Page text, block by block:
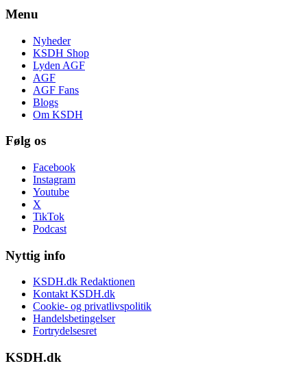
Menu
Nyheder
KSDH Shop
Lyden AGF
AGF
AGF Fans
Blogs
Om KSDH
Følg os
Facebook
Instagram
Youtube
X
TikTok
Podcast
Nyttig info
KSDH.dk Redaktionen
Kontakt KSDH.dk
Cookie- og privatlivspolitik
Handelsbetingelser
Fortrydelsesret
KSDH.dk